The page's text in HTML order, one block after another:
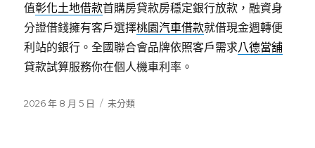
值彰化土地借款首購房貸款房穩定銀行放款，融資身
分證借錢擁有客戶選擇桃園汽車借款就借現金週轉便
利站的銀行。全國聯合會品牌依照客戶需求八德當舖
貸款試算服務你在個人機車利率。
發
2026 年 8 月 5 日
分
未分類